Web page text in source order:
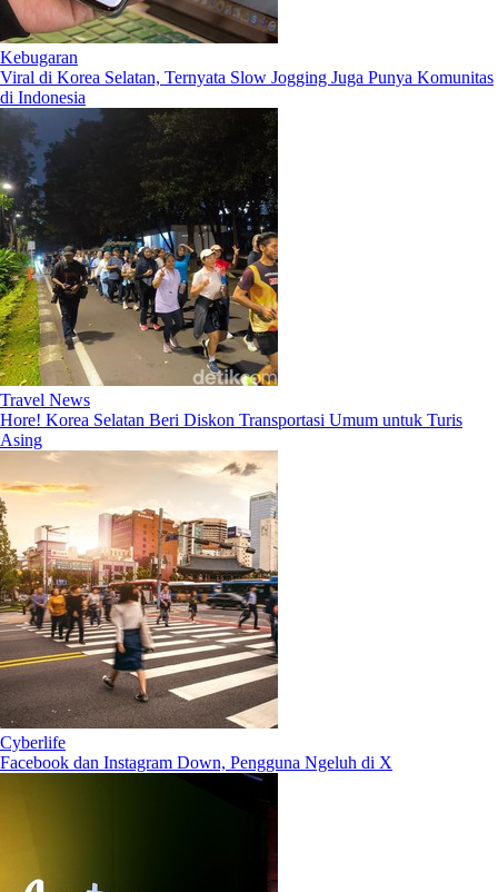
Kebugaran
Viral di Korea Selatan, Ternyata Slow Jogging Juga Punya Komunitas
di Indonesia
Travel News
Hore! Korea Selatan Beri Diskon Transportasi Umum untuk Turis
Asing
Cyberlife
Facebook dan Instagram Down, Pengguna Ngeluh di X